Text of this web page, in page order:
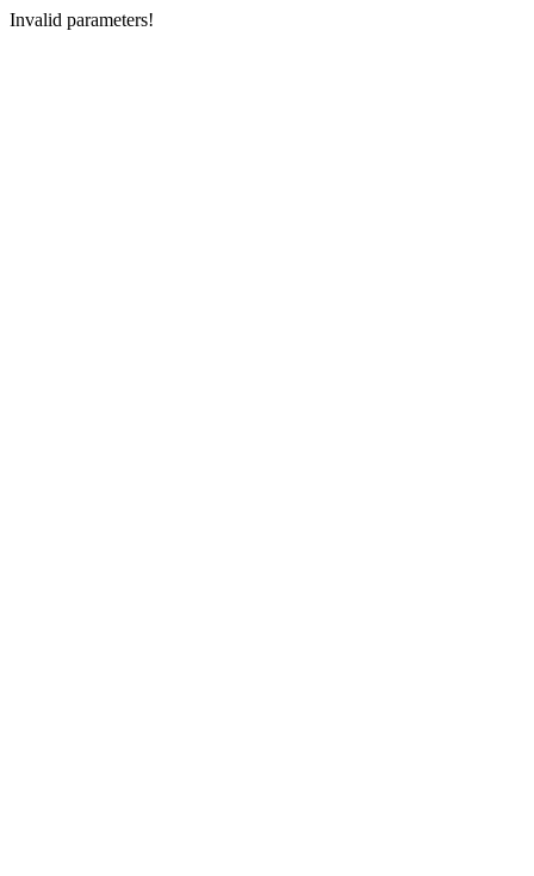
Invalid parameters!